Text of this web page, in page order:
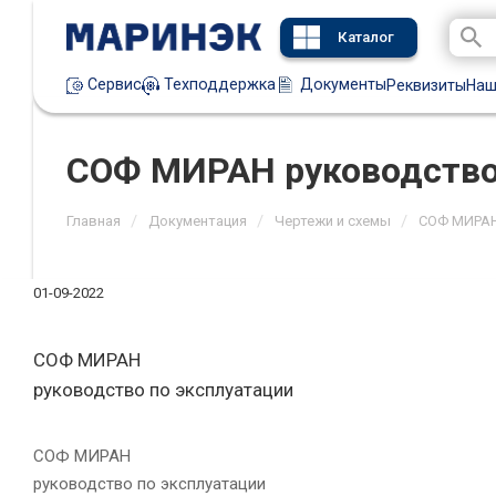
Каталог
Сервис Техподдержка ДокументыРеквизиты
СОФ МИРАН руководство
Главная / Документация / Чертежи и схемы / СОФ
01-09-2022
СОФ МИРАН
руководство по эксплуатации
СОФ МИРАН
руководство по эксплуатации